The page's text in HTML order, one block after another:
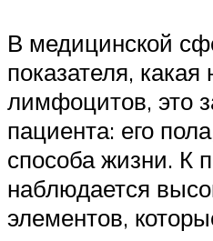
В медицинской
показателя, какая
лимфоцитов, это
пациента: его
способа жизни. К
наблюдается
элементов,